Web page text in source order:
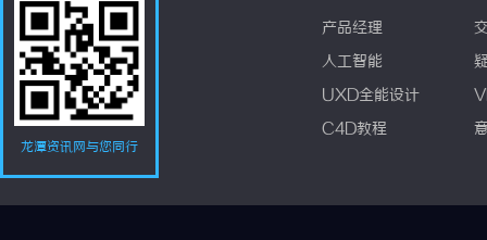
龙潭资讯网与您同行
产品经理
人工智能
UXD全能设计
C4D教程